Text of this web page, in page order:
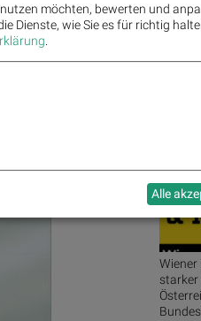
Wiener
starker
möchten, bewerten und
Dienste, wie Sie es für richtig
Alle